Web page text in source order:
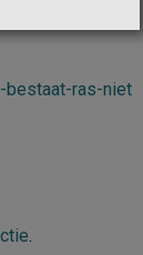
ras-niet